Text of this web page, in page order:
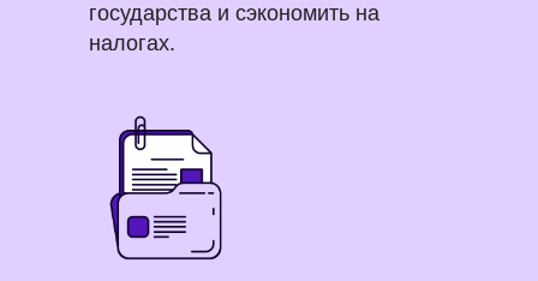
государства и сэкономить на
налогах.